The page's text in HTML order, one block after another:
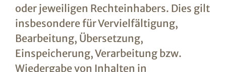
oder jeweiligen Rechteinhabers. Dies gilt
insbesondere für Vervielfältigung,
Bearbeitung, Übersetzung,
Einspeicherung, Verarbeitung bzw.
Wiedergabe von Inhalten in